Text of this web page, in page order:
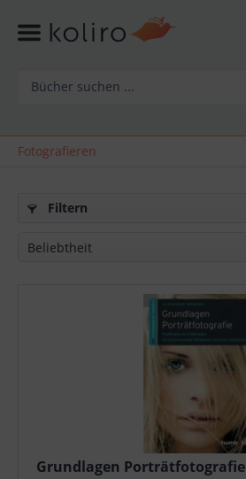
Fotografieren
Filtern
Grundlagen Porträtfotografie